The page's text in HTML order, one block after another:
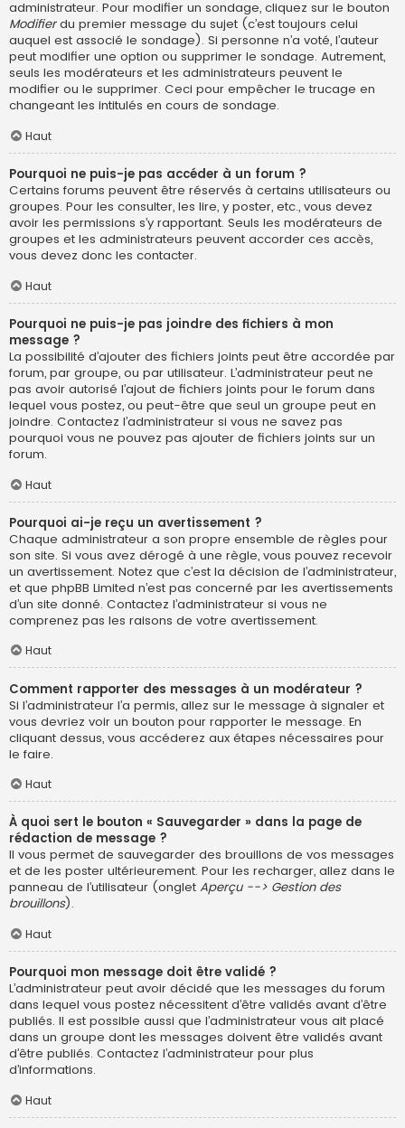
administrateur. Pour modifier un sondage, cliquez sur le bouton
Modifierdu premier message du sujet (c’est toujours celui
auquel est associé le sondage). Si personne n’a voté, l’auteur
peut modifier une option ou supprimer le sondage. Autrement,
seuls les modérateurs et les administrateurs peuvent le
modifier ou le supprimer. Ceci pour empêcher le trucage en
changeant les intitulés en cours de sondage.
Haut
Pourquoi ne puis-je pas accéder à un forum ?
Certains forums peuvent être réservés à certains utilisateurs ou
groupes. Pour les consulter, les lire, y poster, etc., vous devez
avoir les permissions s’y rapportant. Seuls les modérateurs de
groupes et les administrateurs peuvent accorder ces accès,
vous devez donc les contacter.
Haut
Pourquoi ne puis-je pas joindre des fichiers à mon
message ?
La possibilité d’ajouter des fichiers joints peut être accordée par
forum, par groupe, ou par utilisateur. L’administrateur peut ne
pas avoir autorisé l’ajout de fichiers joints pour le forum dans
lequel vous postez, ou peut-être que seul un groupe peut en
joindre. Contactez l’administrateur si vous ne savez pas
pourquoi vous ne pouvez pas ajouter de fichiers joints sur un
forum.
Haut
Pourquoi ai-je reçu un avertissement ?
Chaque administrateur a son propre ensemble de règles pour
son site. Si vous avez dérogé à une règle, vous pouvez recevoir
un avertissement. Notez que c’est la décision de l’administrateur,
et que phpBB Limited n’est pas concerné par les avertissements
d’un site donné. Contactez l’administrateur si vous ne
comprenez pas les raisons de votre avertissement.
Haut
Comment rapporter des messages à un modérateur ?
Si l’administrateur l’a permis, allez sur le message à signaler et
vous devriez voir un bouton pour rapporter le message. En
cliquant dessus, vous accéderez aux étapes nécessaires pour
le faire.
Haut
À quoi sert le bouton « Sauvegarder » dans la page de
rédaction de message ?
Il vous permet de sauvegarder des brouillons de vos messages
et de les poster ultérieurement. Pour les recharger, allez dans le
panneau de l’utilisateur (onglet Aperçu --> Gestion des
brouillons).
Haut
Pourquoi mon message doit être validé ?
L’administrateur peut avoir décidé que les messages du forum
dans lequel vous postez nécessitent d’être validés avant d’être
publiés. Il est possible aussi que l’administrateur vous ait placé
dans un groupe dont les messages doivent être validés avant
d’être publiés. Contactez l’administrateur pour plus
d’informations.
Haut